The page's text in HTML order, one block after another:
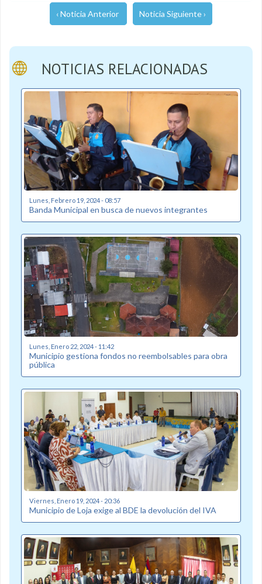
‹ Noticia Anterior Noticia Siguiente ›
NOTICIAS RELACIONADAS
Lunes, Febrero 19, 2024 - 08:57
Banda Municipal en busca de nuevos integrantes
Lunes, Enero 22, 2024 - 11:42
Municipio gestiona fondos no reembolsables para obra
pública
Viernes, Enero 19, 2024 - 20:36
Municipio de Loja exige al BDE la devolución del IVA